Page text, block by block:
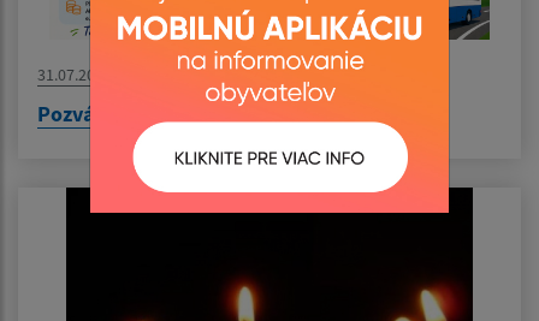
31.07.2026
Pozvánka na výlet do Nyíregyházy